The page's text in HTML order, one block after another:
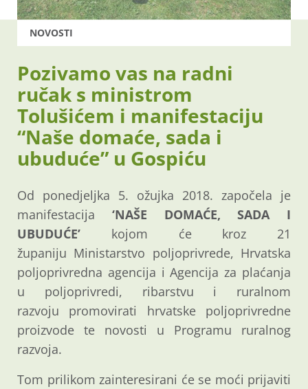
NOVOSTI
Pozivamo vas na radni
ručak s ministrom
Tolušićem i manifestaciju
“Naše domaće, sada i
ubuduće” u Gospiću
Od ponedjeljka 5. ožujka 2018. započela je
manifestacija ‘NAŠE DOMAĆE, SADA I
UBUDUĆE’ kojom će kroz 21
županiju Ministarstvo poljoprivrede, Hrvatska
poljoprivredna agencija i Agencija za plaćanja
u poljoprivredi, ribarstvu i ruralnom
razvoju promovirati hrvatske poljoprivredne
proizvode te novosti u Programu ruralnog
razvoja.
Tom prilikom zainteresirani će se moći prijaviti